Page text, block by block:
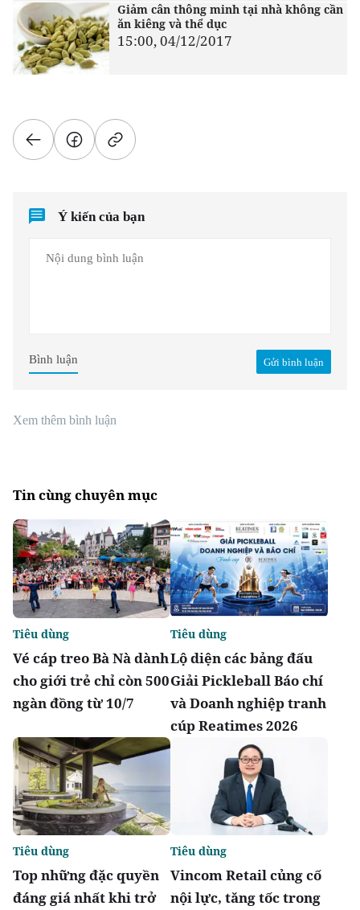
Giảm cân thông minh tại nhà không cần
ăn kiêng và thể dục
15:00, 04/12/2017
Ý kiến của bạn
Gửi bình luận
Bình luận
Xem thêm bình luận
Tin cùng chuyên mục
Vé cáp treo Bà Nà dành
cho giới trẻ chỉ còn 500
ngàn đồng từ 10/7
Tiêu dùng
Lộ diện các bảng đấu
Giải Pickleball Báo chí
và Doanh nghiệp tranh
cúp Reatimes 2026
Tiêu dùng
Top những đặc quyền
đáng giá nhất khi trở
Tiêu dùng
Vincom Retail củng cố
nội lực, tăng tốc trong
Tiêu dùng